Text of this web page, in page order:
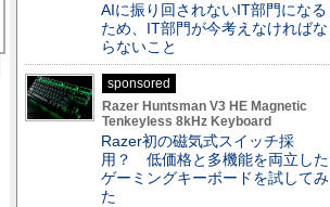
AIに振り回されないIT部門になる
ため、IT部門が今考えなければな
らないこと
sponsored
Razer Huntsman V3 HE Magnetic
Tenkeyless 8kHz Keyboard
Razer初の磁気式スイッチ採
用？ 低価格と多機能を両立した
ゲーミングキーボードを試してみ
た